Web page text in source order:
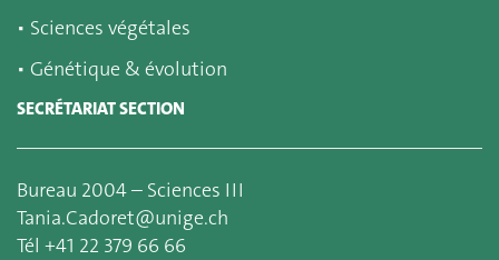
▪ Sciences végétales
▪ Génétique & évolution
SECRÉTARIAT SECTION
Bureau 2004 – Sciences III
Tania.Cadoret@unige.ch
Tél +41 22 379 66 66